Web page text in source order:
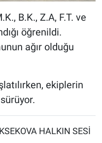
B.K., Z.A, F.T. ve
öğrenildi.
ağır olduğu
ekiplerin
HALKIN SESİ